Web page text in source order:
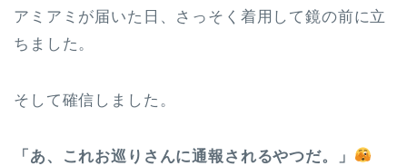
アミアミが届いた日、さっそく着用して鏡の前に立
ちました。
そして確信しました。
「あ、これお巡りさんに通報されるやつだ。」